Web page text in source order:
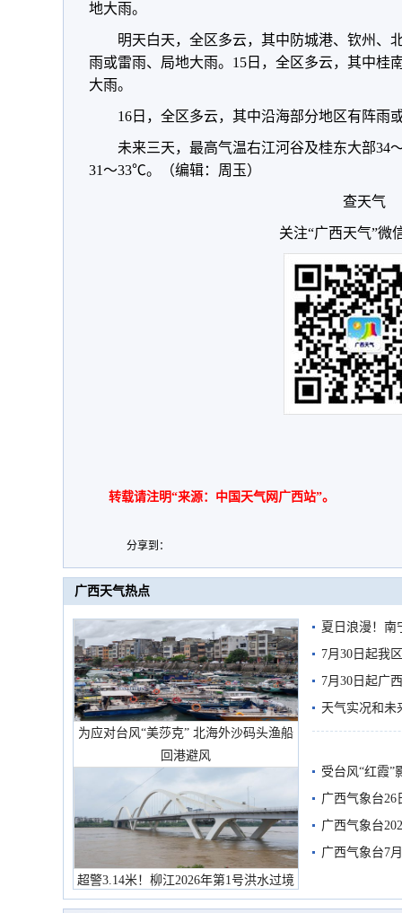
地大雨。
明天白天，全区多云，其中防城港、钦州、
雨或雷雨、局地大雨。15日，全区多云，其中桂
大雨。
16日，全区多云，其中沿海部分地区有阵雨
未来三天，最高气温右江河谷及桂东大部
31～33℃。
（编辑：周玉）
查天气
关注“广西天气”微
转载请注明“来源：中国天气网广西站”。
分享到：
广西天气热点
为应对台风“美莎克” 北海外沙码头渔船
回港避风
超警3.14米！柳江2026年第1号洪水过境
市民在堤岸见证汛况
夏日浪漫！南
7月30日起我
7月30日起广
天气实况和未
受台风“红霞”
有较强降雨
广西气象台26
广西气象台
预警
广西气象台7